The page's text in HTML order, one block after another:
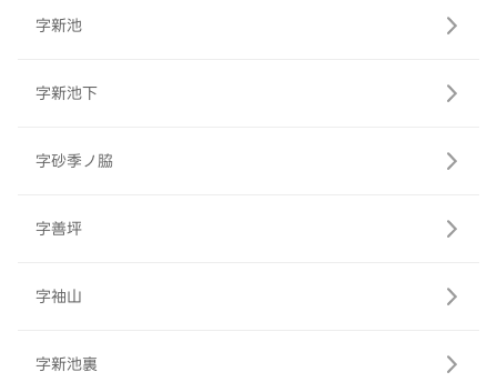
字新池
字新池下
字砂季ノ脇
字善坪
字袖山
字新池裏